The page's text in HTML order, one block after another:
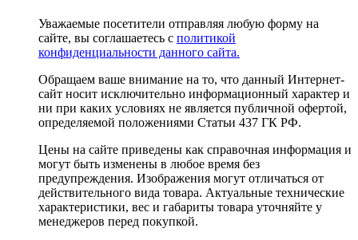
Уважаемые посетители отправляя любую форму на
сайте, вы соглашаетесь с политикой
конфиденциальности данного сайта.
Обращаем ваше внимание на то, что данный Интернет-
сайт носит исключительно информационный характер и
ни при каких условиях не является публичной офертой,
определяемой положениями Статьи 437 ГК РФ.
Цены на сайте приведены как справочная информация и
могут быть изменены в любое время без
предупреждения. Изображения могут отличаться от
действительного вида товара. Актуальные технические
характеристики, вес и габариты товара уточняйте у
менеджеров перед покупкой.